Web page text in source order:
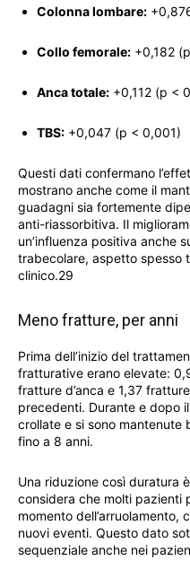
Colonna lombare:
Collo femorale: +0,182
Anca totale: +0,112 (p <
TBS: +0,047 (p < 0,001)
Questi dati confermano
mostrano anche come il
guadagni sia fortemente
anti-riassorbitiva. Il
un’influenza positiva anche
trabecolare, aspetto spesso
clinico.29
Meno fratture, per anni
Prima dell’inizio del
fratturative erano elevate:
fratture d’anca e 1,37
precedenti. Durante e dopo
crollate e si sono mantenute
fino a 8 anni.
Una riduzione così duratura
considera che molti pazienti
momento dell’arruolamento,
nuovi eventi. Questo dato
sequenziale anche nei